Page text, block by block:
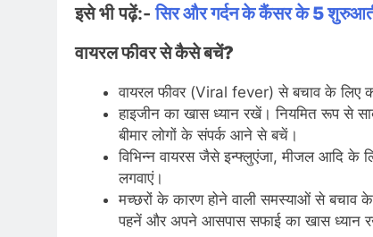
इसे भी पढ़ें:-सिर और गर्दन के कैंसर के 5
वायरल फीवर से कैसे बचें?
वायरल फीवर (Viral fever) से बचाव के लिए
हाइजीन का खास ध्यान रखें। नियमित रूप से
बीमार लोगों के संपर्क आने से बचें।
विभिन्न वायरस जैसे इन्फ्लुएंजा, मीजल आदि
लगवाएं।
मच्छरों के कारण होने वाली समस्याओं से बचाव
पहनें और अपने आसपास सफाई का खास ध्यान